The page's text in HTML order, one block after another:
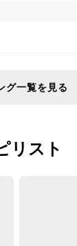
グ一覧を見る
リスト